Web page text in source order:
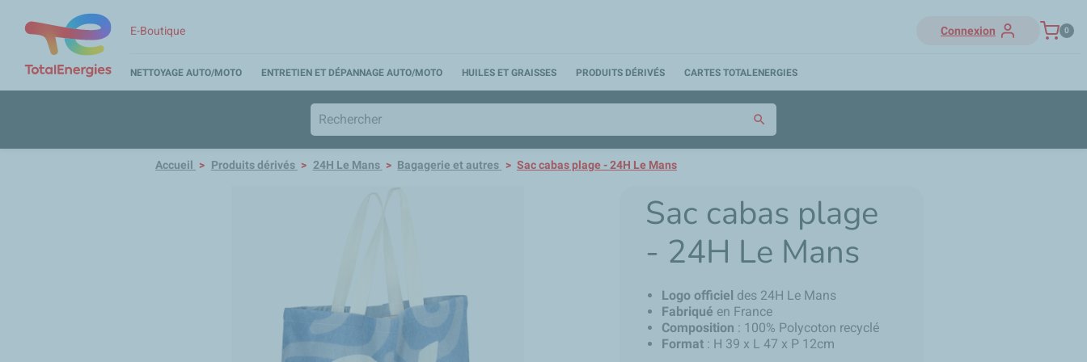
E-Boutique Connexion 0
NETTOYAGE AUTO/MOTO ENTRETIEN ET DÉPANNAGE AUTO/MOTO HUILES ET GRAISSES PRODUITS DÉRIVÉS CARTES TOTALENERGIES
search
Accueil Produits dérivés 24H Le Mans Bagagerie et autres Sac cabas plage - 24H Le Mans
Sac cabas plage
- 24H Le Mans
Logo officiel des 24H Le Mans
Fabriqué en France
Composition : 100% Polycoton recyclé
Format : H 39 x L 47 x P 12cm